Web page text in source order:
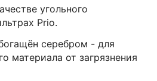
угольного
Prio.
серебром - для
материала от загрязнения